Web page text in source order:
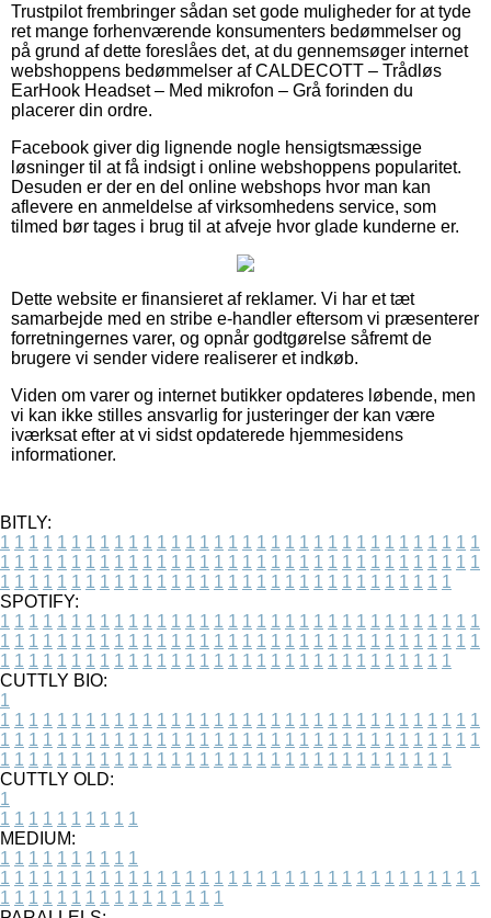
Trustpilot frembringer sådan set gode muligheder for at tyde
ret mange forhenværende konsumenters bedømmelser og
på grund af dette foreslåes det, at du gennemsøger internet
webshoppens bedømmelser af CALDECOTT – Trådløs
EarHook Headset – Med mikrofon – Grå forinden du
placerer din ordre.
Facebook giver dig lignende nogle hensigtsmæssige
løsninger til at få indsigt i online webshoppens popularitet.
Desuden er der en del online webshops hvor man kan
aflevere en anmeldelse af virksomhedens service, som
tilmed bør tages i brug til at afveje hvor glade kunderne er.
Dette website er finansieret af reklamer. Vi har et tæt
samarbejde med en stribe e-handler eftersom vi præsenterer
forretningernes varer, og opnår godtgørelse såfremt de
brugere vi sender videre realiserer et indkøb.
Viden om varer og internet butikker opdateres løbende, men
vi kan ikke stilles ansvarlig for justeringer der kan være
iværksat efter at vi sidst opdaterede hjemmesidens
informationer.
BITLY:
1 1 1 1 1 1 1 1 1 1 1 1 1 1 1 1 1 1 1 1 1 1 1 1 1 1 1 1 1 1 1 1 1 1
1 1 1 1 1 1 1 1 1 1 1 1 1 1 1 1 1 1 1 1 1 1 1 1 1 1 1 1 1 1 1 1 1 1
1 1 1 1 1 1 1 1 1 1 1 1 1 1 1 1 1 1 1 1 1 1 1 1 1 1 1 1 1 1 1 1
SPOTIFY:
1 1 1 1 1 1 1 1 1 1 1 1 1 1 1 1 1 1 1 1 1 1 1 1 1 1 1 1 1 1 1 1 1 1
1 1 1 1 1 1 1 1 1 1 1 1 1 1 1 1 1 1 1 1 1 1 1 1 1 1 1 1 1 1 1 1 1 1
1 1 1 1 1 1 1 1 1 1 1 1 1 1 1 1 1 1 1 1 1 1 1 1 1 1 1 1 1 1 1 1
CUTTLY BIO:
1
1 1 1 1 1 1 1 1 1 1 1 1 1 1 1 1 1 1 1 1 1 1 1 1 1 1 1 1 1 1 1 1 1 1
1 1 1 1 1 1 1 1 1 1 1 1 1 1 1 1 1 1 1 1 1 1 1 1 1 1 1 1 1 1 1 1 1 1
1 1 1 1 1 1 1 1 1 1 1 1 1 1 1 1 1 1 1 1 1 1 1 1 1 1 1 1 1 1 1 1
CUTTLY OLD:
1
1 1 1 1 1 1 1 1 1 1
MEDIUM:
1 1 1 1 1 1 1 1 1 1
1 1 1 1 1 1 1 1 1 1 1 1 1 1 1 1 1 1 1 1 1 1 1 1 1 1 1 1 1 1 1 1 1 1
1 1 1 1 1 1 1 1 1 1 1 1 1 1 1 1